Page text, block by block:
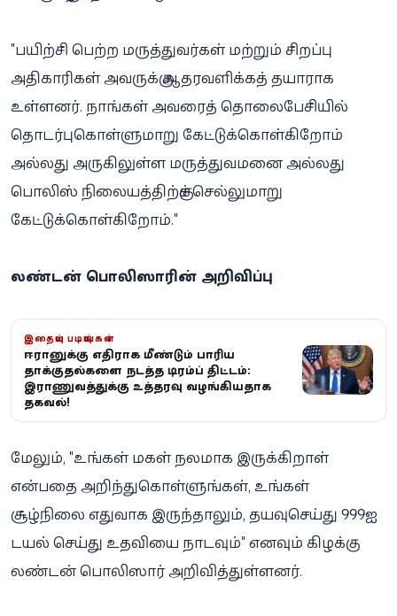
"பயிற்சி பெற்ற மருத்துவர்கள் மற்றும் சிறப்பு
அதிகாரிகள் அவருக்கு ஆதரவளிக்கத் தயாராக
உள்ளனர். நாங்கள் அவரைத் தொலைபேசியில்
தொடர்புகொள்ளுமாறு கேட்டுக்கொள்கிறோம்
அல்லது அருகிலுள்ள மருத்துவமனை அல்லது
பொலிஸ் நிலையத்திற்குச் செல்லுமாறு
கேட்டுக்கொள்கிறோம்."
லண்டன் பொலிஸாரின் அறிவிப்பு
இதையும் படியுங்கள்
ஈரானுக்கு எதிராக மீண்டும் பாரிய
தாக்குதல்களை நடத்த டிரம்ப் திட்டம்:
இராணுவத்துக்கு உத்தரவு வழங்கியதாக
தகவல்!
மேலும், "உங்கள் மகள் நலமாக இருக்கிறாள்
என்பதை அறிந்துகொள்ளுங்கள், உங்கள்
சூழ்நிலை எதுவாக இருந்தாலும், தயவுசெய்து 999ஐ
டயல் செய்து உதவியை நாடவும்" எனவும் கிழக்கு
லண்டன் பொலிஸார் அறிவித்துள்ளனர்.